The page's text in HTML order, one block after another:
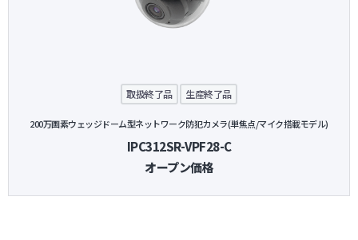
取扱終了品 生産終了品
200万画素ウェッジドーム型ネットワーク防犯カメラ(単焦点/マイク搭載モデル)
IPC312SR-VPF28-C
オープン価格